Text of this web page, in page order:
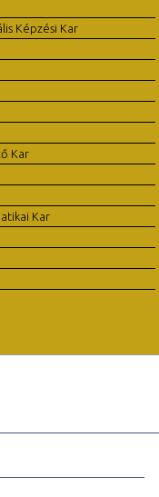
Képzési Kar
Kar
Kar